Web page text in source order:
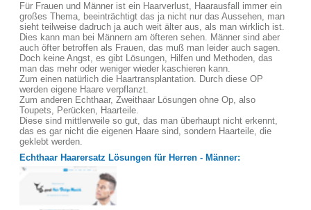
Für Frauen und Männer ist ein Haarverlust, Haarausfall immer ein
großes Thema, beeinträchtigt das ja nicht nur das Aussehen, man
sieht teilweise dadruch ja auch weit älter aus, als man wirklich ist.
Dies kann man bei Männern am öfteren sehen. Männer sind aber
auch öfter betroffen als Frauen, das muß man leider auch sagen.
Doch keine Angst, es gibt Lösungen, Hilfen und Methoden, das
man das mehr oder weniger wieder kaschieren kann.
Zum einen natürlich die Haartransplantation. Durch diese OP
werden eigene Haare verpflanzt.
Zum anderen Echthaar, Zweithaar Lösungen ohne Op, also
Toupets, Perücken, Haarteile.
Diese sind mittlerweile so gut, das man überhaupt nicht erkennt,
das es gar nicht die eigenen Haare sind, sondern Haarteile, die
geklebt werden.
Echthaar Haarersatz Lösungen für Herren - Männer: